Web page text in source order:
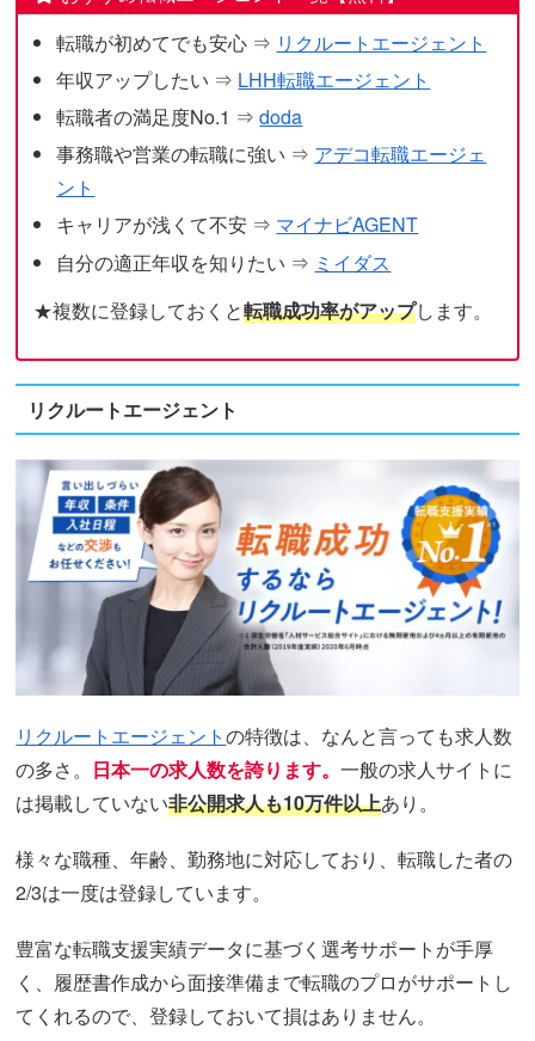
転職が初めてでも安心 ⇒ リクルートエージェント
年収アップしたい ⇒ LHH転職エージェント
転職者の満足度No.1 ⇒doda
事務職や営業の転職に強い ⇒ アデコ転職エージェ
ント
キャリアが浅くて不安 ⇒ マイナビAGENT
自分の適正年収を知りたい ⇒ ミイダス
★複数に登録しておくと転職成功率がアップします。
リクルートエージェント
リクルートエージェントの特徴は、なんと言っても求人数
の多さ。 日本一の求人数を誇ります。一般の求人サイトに
は掲載していない非公開求人も10万件以上あり。
様々な職種、年齢、勤務地に対応しており、転職した者の
2/3は一度は登録しています。
豊富な転職支援実績データに基づく選考サポートが手厚
く、履歴書作成から面接準備まで転職のプロがサポートし
てくれるので、登録しておいて損はありません。